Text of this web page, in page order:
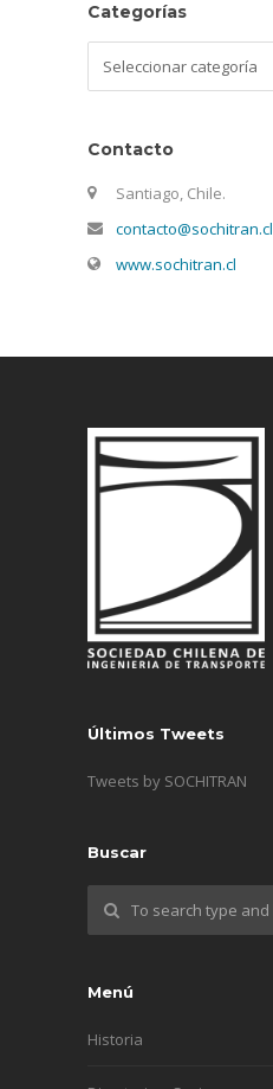
Categorías
Contacto
Santiago, Chile.
contacto@sochitran.cl
www.sochitran.cl
Últimos Tweets
Tweets by SOCHITRAN
Buscar
Menú
Historia